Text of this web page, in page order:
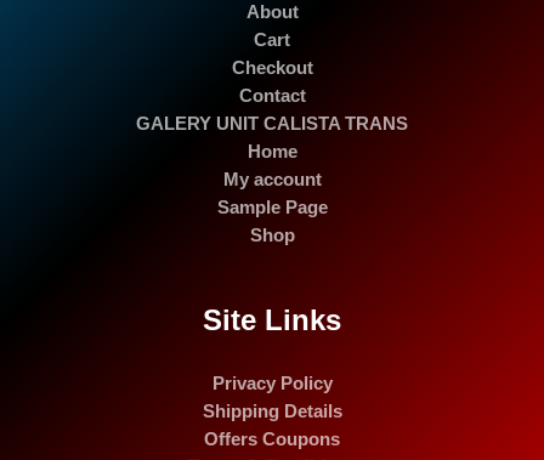
About
Cart
Checkout
Contact
GALERY UNIT CALISTA TRANS
Home
My account
Sample Page
Shop
Site Links
Privacy Policy
Shipping Details
Offers Coupons